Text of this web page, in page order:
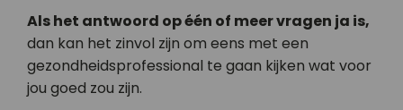
Als het antwoord op één of meer vragen ja is,
dan kan het zinvol zijn om eens met een
gezondheidsprofessional te gaan kijken wat voor
jou goed zou zijn.